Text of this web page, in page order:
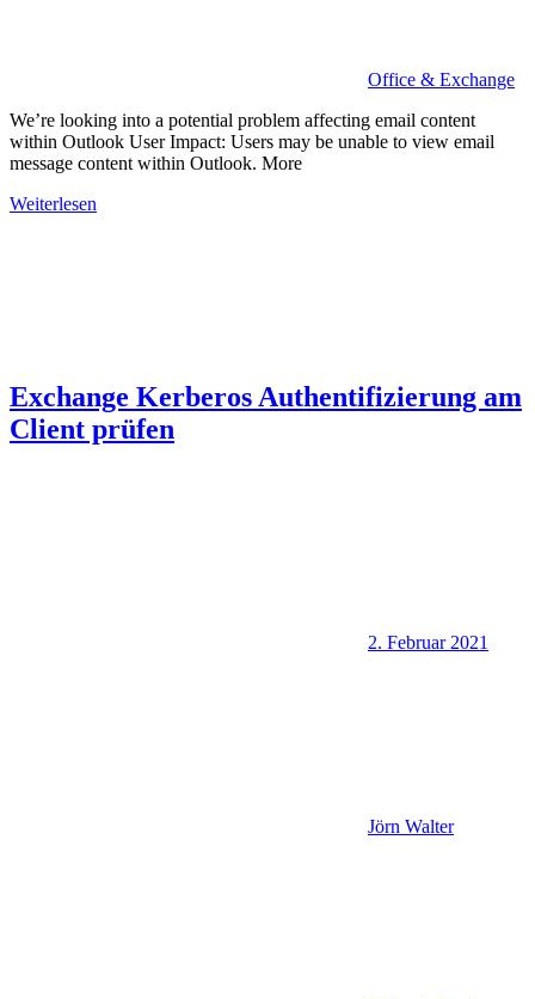
Office & Exchange
We’re looking into a potential problem affecting email content
within Outlook User Impact: Users may be unable to view email
message content within Outlook. More
Weiterlesen
Exchange Kerberos Authentifizierung am
Client prüfen
2. Februar 2021
Jörn Walter